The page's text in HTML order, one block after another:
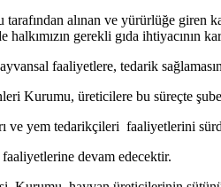
alınan ve yürürlüğe giren
halkımızın gerekli gıda ihtiyacının
faaliyetlere, tedarik
Kurumu, üreticilere bu süreçte
ve yem tedarikçileri faaliyetlerini
devam edecektir.